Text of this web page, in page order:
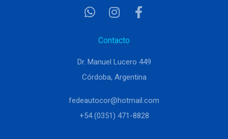
Contacto
Dr. Manuel Lucero 449
Córdoba, Argentina
fedeautocor@hotmail.com
+54 (0351) 471-8828